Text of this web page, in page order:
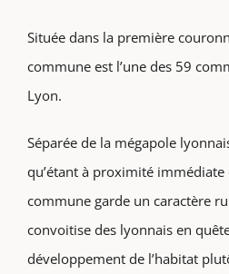
Située dans la première
commune est l’une des 59
Lyon.
Séparée de la mégapole
qu’étant à proximité immédiate
commune garde un caractère
convoitise des lyonnais en
développement de l’habitat